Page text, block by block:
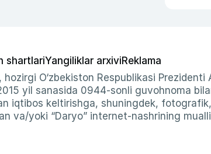
shartlariYangiliklar arxiviReklama
O‘zbekiston Respublikasi
yil sanasida 0944-sonli guvohnoma
iqtibos keltirishga, shuningdek,
va/yoki “Daryo” internet-nashrining